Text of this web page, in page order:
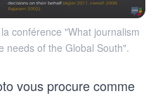
conférence "What journalism
needs of the Global South".
vous procure comme